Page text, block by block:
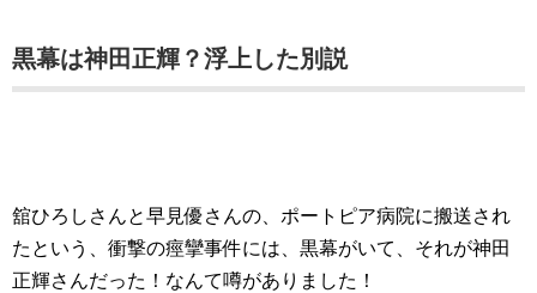
黒幕は神田正輝？浮上した別説
舘ひろしさんと早見優さんの、ポートピア病院に搬送され
たという、衝撃の痙攣事件には、黒幕がいて、それが神田
正輝さんだった！なんて噂がありました！